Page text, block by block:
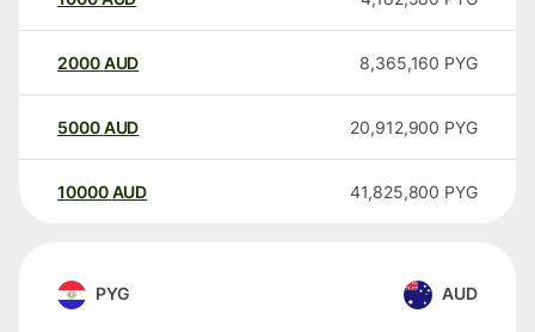
2000AUD 8,365,160 PYG
5000AUD 20,912,900 PYG
10000 AUD 41,825,800 PYG
PYG AUD